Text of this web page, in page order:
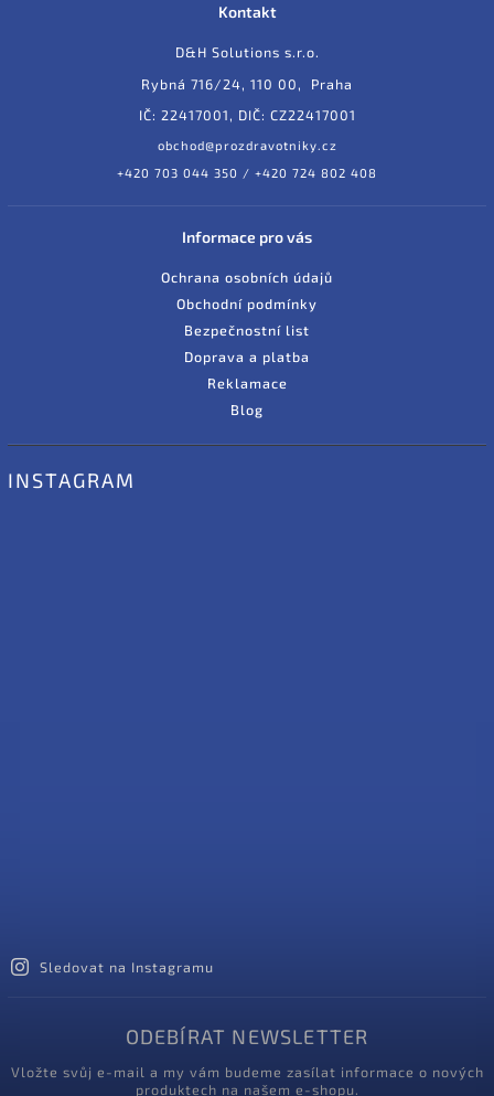
Kontakt
D&H Solutions s.r.o.
Rybná 716/24, 110 00, Praha
IČ: 22417001, DIČ: CZ22417001
obchod@prozdravotniky.cz
+420 703 044 350 / +420 724 802 408
Informace pro vás
Ochrana osobních údajů
Obchodní podmínky
Bezpečnostní list
Doprava a platba
Reklamace
Blog
INSTAGRAM
Sledovat na Instagramu
ODEBÍRAT NEWSLETTER
Vložte svůj e-mail a my vám budeme zasílat informace o nových
produktech na našem e-shopu.